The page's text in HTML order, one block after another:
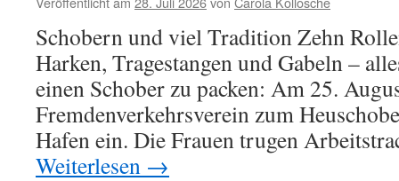
Schobern und viel Tradition Zehn
Harken, Tragestangen und Gabeln –
einen Schober zu packen: Am 25.
Fremdenverkehrsverein zum
Hafen ein. Die Frauen trugen
Weiterlesen →